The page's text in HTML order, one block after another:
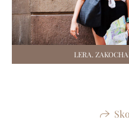
LERA.